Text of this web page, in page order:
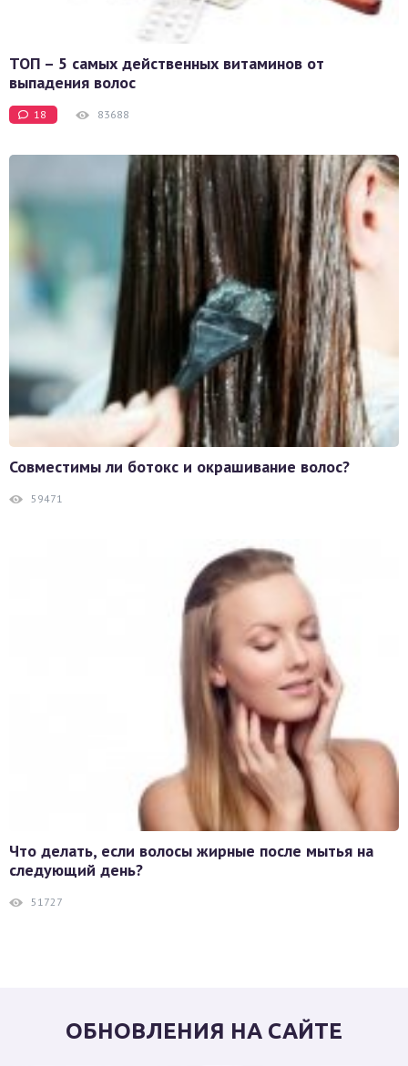
ТОП – 5 самых действенных витаминов от
выпадения волос
18 83688
Совместимы ли ботокс и окрашивание волос?
59471
Что делать, если волосы жирные после мытья на
следующий день?
51727
ОБНОВЛЕНИЯ НА САЙТЕ